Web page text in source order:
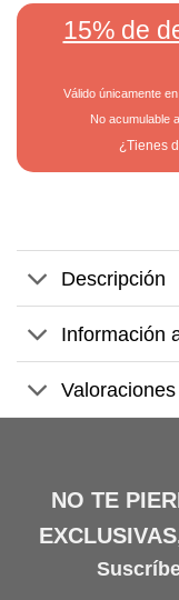
15% de
Válido únicamente
No acumulable
¿Tienes
Descripción
Información
NO TE